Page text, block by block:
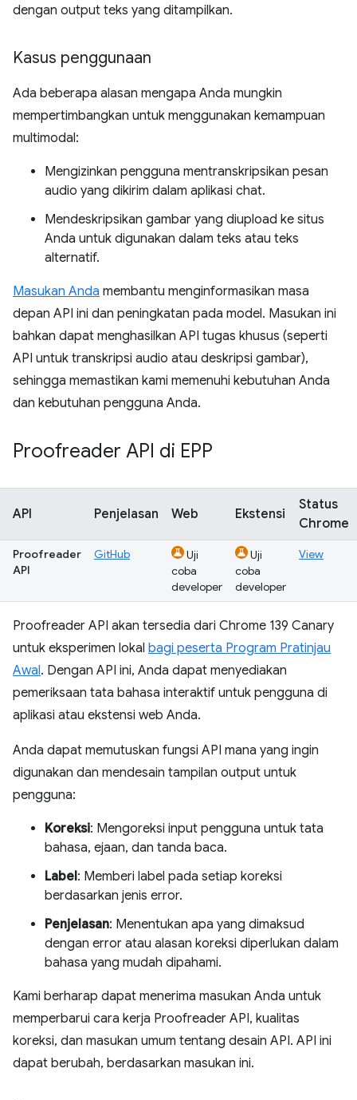
dengan output teks yang ditampilkan.
Kasus penggunaan
Ada beberapa alasan mengapa Anda mungkin
mempertimbangkan untuk menggunakan kemampuan
multimodal:
Mengizinkan pengguna mentranskripsikan pesan
audio yang dikirim dalam aplikasi chat.
Mendeskripsikan gambar yang diupload ke situs
Anda untuk digunakan dalam teks atau teks
alternatif.
Masukan Anda membantu menginformasikan masa
depan API ini dan peningkatan pada model. Masukan ini
bahkan dapat menghasilkan API tugas khusus (seperti
API untuk transkripsi audio atau deskripsi gambar),
sehingga memastikan kami memenuhi kebutuhan Anda
dan kebutuhan pengguna Anda.
Proofreader API di EPP
API Penjelasan Web Ekstensi
Status
Chrome
Proofreader
API
GitHub
Uji
coba
developer
Uji
coba
developer
View
Proofreader API akan tersedia dari Chrome 139 Canary
untuk eksperimen lokal bagi peserta Program Pratinjau
Awal. Dengan API ini, Anda dapat menyediakan
pemeriksaan tata bahasa interaktif untuk pengguna di
aplikasi atau ekstensi web Anda.
Anda dapat memutuskan fungsi API mana yang ingin
digunakan dan mendesain tampilan output untuk
pengguna:
Koreksi: Mengoreksi input pengguna untuk tata
bahasa, ejaan, dan tanda baca.
Label: Memberi label pada setiap koreksi
berdasarkan jenis error.
Penjelasan: Menentukan apa yang dimaksud
dengan error atau alasan koreksi diperlukan dalam
bahasa yang mudah dipahami.
Kami berharap dapat menerima masukan Anda untuk
memperbarui cara kerja Proofreader API, kualitas
koreksi, dan masukan umum tentang desain API. API ini
dapat berubah, berdasarkan masukan ini.